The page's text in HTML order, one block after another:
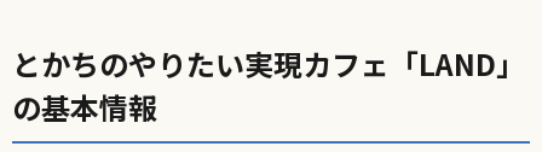
とかちのやりたい実現カフェ「LAND」
の基本情報